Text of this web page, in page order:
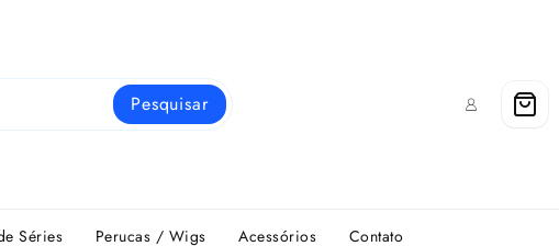
Pesquisar
Séries Perucas / Wigs Acessórios Contato